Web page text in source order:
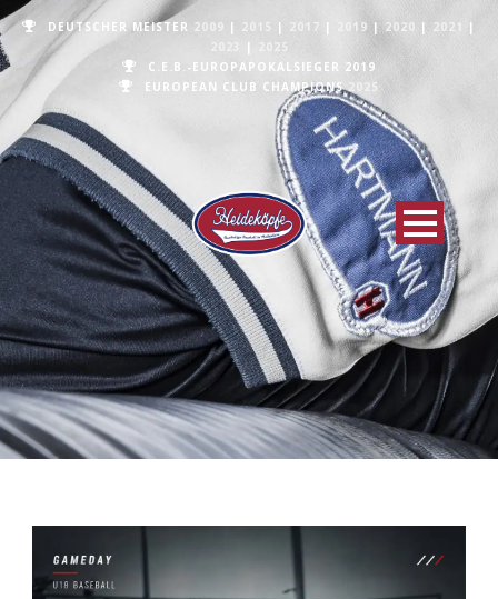
DEUTSCHER MEISTER 2009 | 2015 | 2017 | 2019 | 2020 | 2021
|
2023
|
2025
C.E.B.-EUROPAPOKALSIEGER 2019
EUROPEAN CLUB CHAMPIONS2025